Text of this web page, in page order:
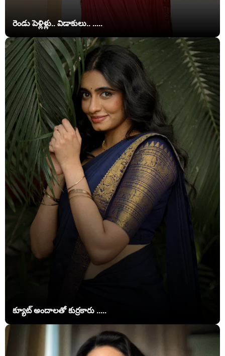
రెండు పెళ్లిళ్లు.. విడాకులు.. .....
క్యూట్ అందాలతో కుర్రకారు .....